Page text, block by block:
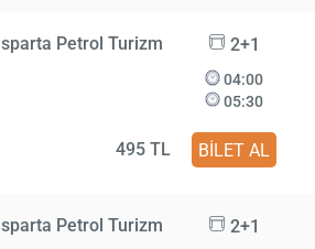
Isparta Petrol Turizm 2+1
04:00
05:30
495 TL BİLET AL
Isparta Petrol Turizm 2+1